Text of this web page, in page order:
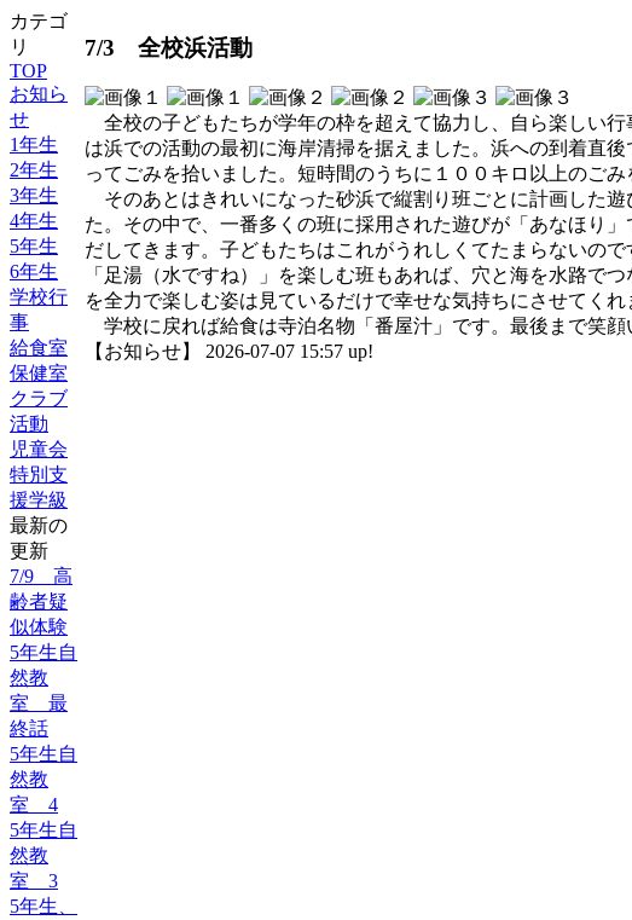
カテゴ
リ
TOP
お知ら
せ
1年生
2年生
3年生
4年生
5年生
6年生
学校行
事
給食室
保健室
クラブ
活動
児童会
特別支
援学級
最新の
更新
7/9 高
齢者疑
似体験
5年生自
然教
室 最
終話
5年生自
然教
室 4
5年生自
然教
室 3
5年生、
7/3 全校浜活動
全校の子どもたちが学年の枠を超えて協力し、自ら楽しい
は浜での活動の最初に海岸清掃を据えました。浜への到着直
ってごみを拾いました。短時間のうちに１００キロ以上のごみ
そのあとはきれいになった砂浜で縦割り班ごとに計画した
た。その中で、一番多くの班に採用された遊びが「あなほり
だしてきます。子どもたちはこれがうれしくてたまらないの
「足湯（水ですね）」を楽しむ班もあれば、穴と海を水路で
を全力で楽しむ姿は見ているだけで幸せな気持ちにさせてくれ
学校に戻れば給食は寺泊名物「番屋汁」です。最後まで笑顔
【お知らせ】 2026-07-07 15:57 up!